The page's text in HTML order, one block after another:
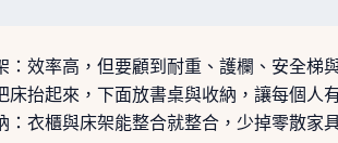
：效率高，但要顧到耐重、護欄、安全梯
床抬起來，下面放書桌與收納，讓每個人
：衣櫃與床架能整合就整合，少掉零散家